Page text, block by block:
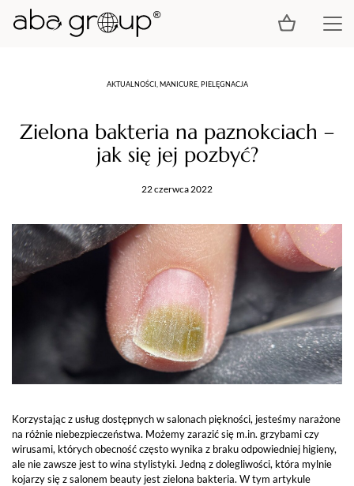
AKTUALNOŚCI, MANICURE, PIELĘGNACJA
Zielona bakteria na paznokciach –
jak się jej pozbyć?
22 czerwca 2022
Korzystając z usług dostępnych w salonach piękności, jesteśmy narażone
na różnie niebezpieczeństwa. Możemy zarazić się m.in. grzybami czy
wirusami, których obecność często wynika z braku odpowiedniej higieny,
ale nie zawsze jest to wina stylistyki. Jedną z dolegliwości, która mylnie
kojarzy się z salonem beauty jest zielona bakteria. W tym artykule